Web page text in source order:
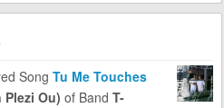
Song Tu Me Touches
Plezi Ou) of Band T-